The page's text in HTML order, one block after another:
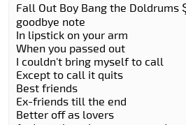
Fall Out Boy Bang the Doldrums
goodbye note
In lipstick on your arm
When you passed out
I couldn't bring myself to call
Except to call it quits
Best friends
Ex-friends till the end
Better off as lovers